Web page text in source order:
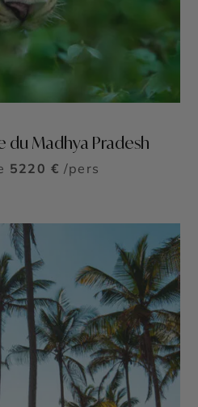
du Madhya Pradesh
5220 € /pers